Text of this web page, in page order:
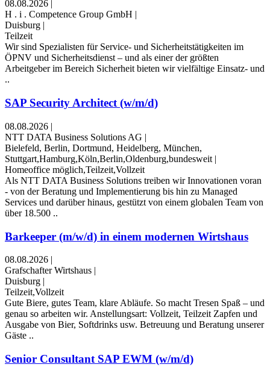
08.08.2026 |
H . i . Competence Group GmbH |
Duisburg |
Teilzeit
Wir sind Spezialisten für Service- und Sicherheitstätigkeiten im
ÖPNV und Sicherheitsdienst – und als einer der größten
Arbeitgeber im Bereich Sicherheit bieten wir vielfältige Einsatz- und
..
SAP Security Architect (w/m/d)
08.08.2026 |
NTT DATA Business Solutions AG |
Bielefeld, Berlin, Dortmund, Heidelberg, München,
Stuttgart,Hamburg,Köln,Berlin,Oldenburg,bundesweit |
Homeoffice möglich,Teilzeit,Vollzeit
Als NTT DATA Business Solutions treiben wir Innovationen voran
- von der Beratung und Implementierung bis hin zu Managed
Services und darüber hinaus, gestützt von einem globalen Team von
über 18.500 ..
Barkeeper (m/w/d) in einem modernen Wirtshaus
08.08.2026 |
Grafschafter Wirtshaus |
Duisburg |
Teilzeit,Vollzeit
Gute Biere, gutes Team, klare Abläufe. So macht Tresen Spaß – und
genau so arbeiten wir. Anstellungsart: Vollzeit, Teilzeit Zapfen und
Ausgabe von Bier, Softdrinks usw. Betreuung und Beratung unserer
Gäste ..
Senior Consultant SAP EWM (w/m/d)